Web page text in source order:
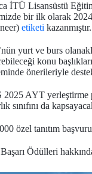
İTÜ Lisansüstü
bir ilk olarak 2024
etiketi kazanmıştır.
yurt ve burs
konu
önerileriyle
AYT yerleştirme
sınıfını da
özel tanıtım
Ödülleri